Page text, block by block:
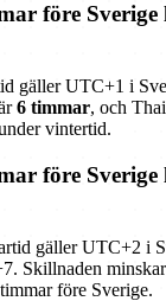
före
gäller UTC+1 i
6 timmar, och
vintertid.
före
gäller UTC+2 i
Skillnaden
före Sverige.